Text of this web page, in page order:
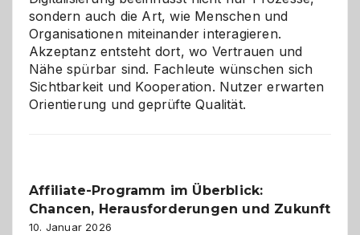
sondern auch die Art, wie Menschen und
Organisationen miteinander interagieren.
Akzeptanz entsteht dort, wo Vertrauen und
Nähe spürbar sind. Fachleute wünschen sich
Sichtbarkeit und Kooperation. Nutzer erwarten
Orientierung und geprüfte Qualität.
Affiliate-Programm im Überblick:
Chancen, Herausforderungen und Zukunft
10. Januar 2026